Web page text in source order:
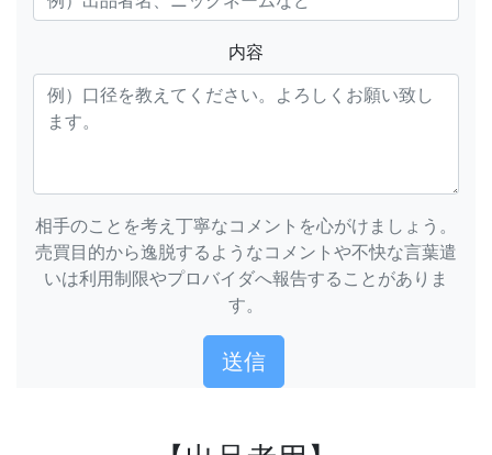
内容
相手のことを考え丁寧なコメントを心がけましょう。
売買目的から逸脱するようなコメントや不快な言葉遣
いは利用制限やプロバイダへ報告することがありま
す。